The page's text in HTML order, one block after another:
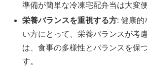
準備が簡単な冷凍宅配弁当は大変
栄養バランスを重視する方: 健康的
い方にとって、栄養バランスが考
は、食事の多様性とバランスを保
す。